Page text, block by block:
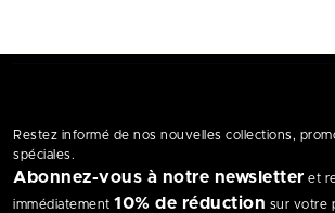
Restez informé de nos nouvelles collections,
spéciales.
Abonnez-vous à notre newsletter et
immédiatement 10% de réduction sur votre